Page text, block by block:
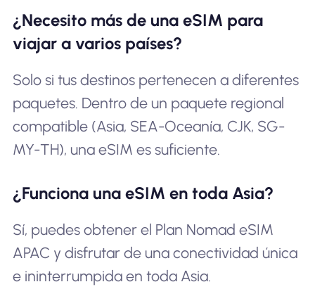
¿Necesito más de una eSIM para
viajar a varios países?
Solo si tus destinos pertenecen a diferentes
paquetes. Dentro de un paquete regional
compatible (Asia, SEA-Oceanía, CJK, SG-
MY-TH), una eSIM es suficiente.
¿Funciona una eSIM en toda Asia?
Sí, puedes obtener el Plan Nomad eSIM
APAC y disfrutar de una conectividad única
e ininterrumpida en toda Asia.